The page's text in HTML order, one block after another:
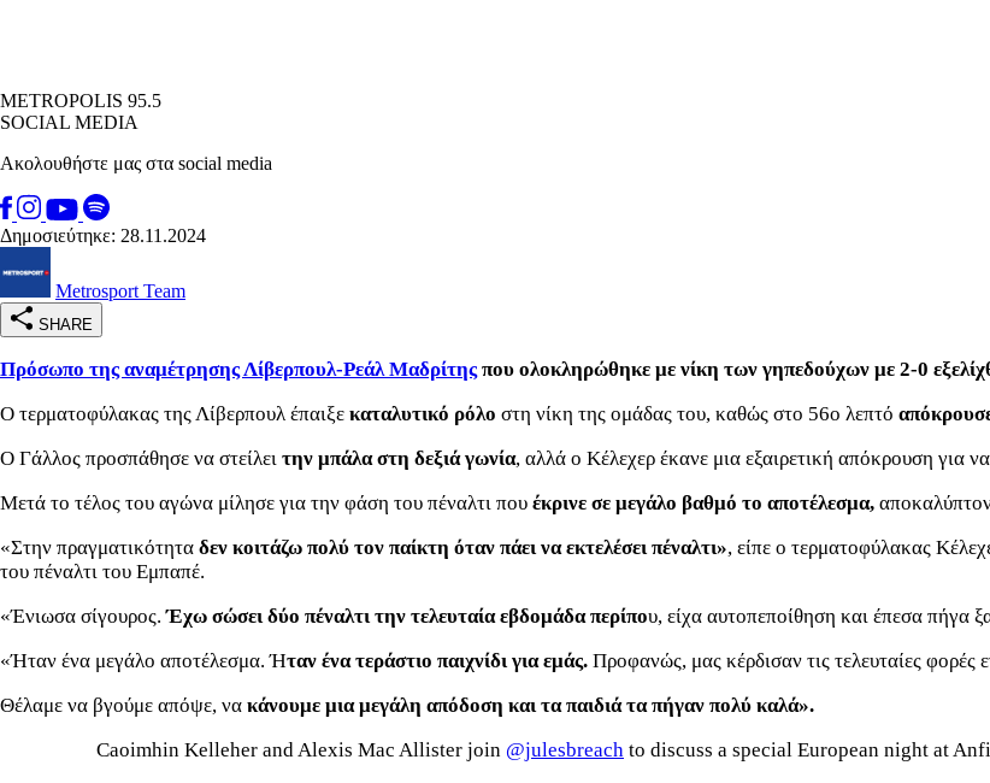
METROPOLIS 95.5
SOCIAL MEDIA
Ακολουθήστε μας στα social media
Δημοσιεύτηκε: 28.11.2024
Metrosport Team
SHARE
Πρόσωπο της αναμέτρησης Λίβερπουλ-Ρεάλ Μαδρίτηςπου ολοκληρώθηκε με νίκη των γηπεδούχων με 2-0
Ο τερματοφύλακας της Λίβερπουλ έπαιξε καταλυτικό ρόλο στη νίκη της ομάδας του, καθώς στο 56ο λεπτό
Ο Γάλλος προσπάθησε να στείλει την μπάλα στη δεξιά γωνία, αλλά ο Κέλεχερ έκανε μια εξαιρετική απόκρουση για
Μετά το τέλος του αγώνα μίλησε για την φάση του πέναλτι που έκρινε σε μεγάλο βαθμό το αποτέλεσμα,
«Στην πραγματικότητα δεν κοιτάζω πολύ τον παίκτη όταν πάει να εκτελέσει πέναλτι», είπε ο τερματοφύλακας
του πέναλτι του Εμπαπέ.
«Ένιωσα σίγουρος.Έχω σώσει δύο πέναλτι την τελευταία εβδομάδα περίπου, είχα αυτοπεποίθηση και έπεσα πήγα
«Ήταν ένα μεγάλο αποτέλεσμα. Ήταν ένα τεράστιο παιχνίδι για εμάς. Προφανώς, μας κέρδισαν τις τελευταίες
Θέλαμε να βγούμε απόψε, να κάνουμε μια μεγάλη απόδοση και τα παιδιά τα πήγαν πολύ καλά».
Caoimhin Kelleher and Alexis Mac Allister join @julesbreach to discuss a special European night at